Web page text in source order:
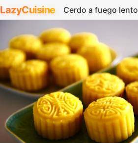
LazyCuisine Cerdo a fuego lento